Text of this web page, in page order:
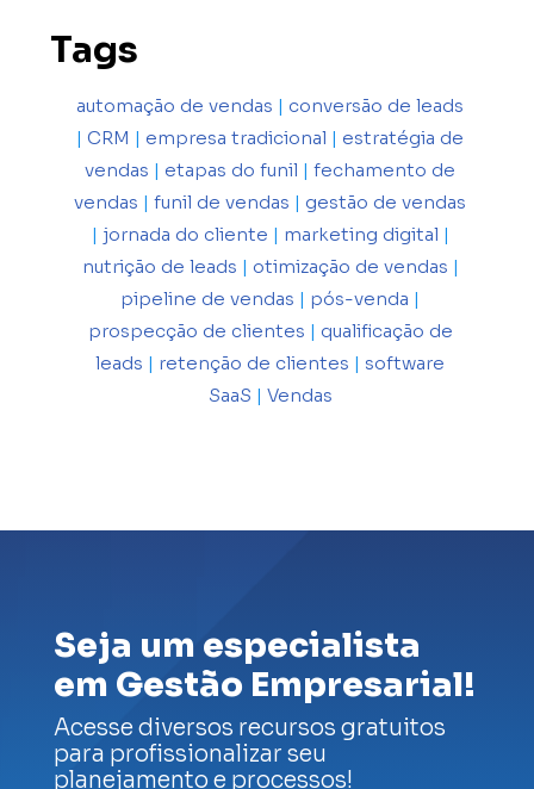
Tags
automação de vendas | conversão de leads
| CRM | empresa tradicional | estratégia de
vendas | etapas do funil | fechamento de
vendas | funil de vendas | gestão de vendas
| jornada do cliente | marketing digital |
nutrição de leads | otimização de vendas |
pipeline de vendas | pós-venda |
prospecção de clientes | qualificação de
leads | retenção de clientes | software
SaaS | Vendas
Seja um especialista
em Gestão Empresarial!
Acesse diversos recursos gratuitos
para profissionalizar seu
planejamento e processos!